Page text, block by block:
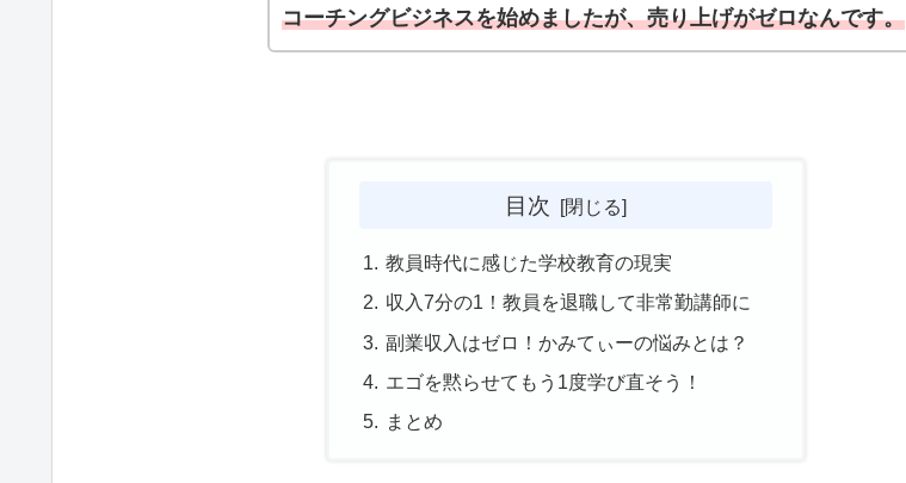
コーチングビジネスを始めましたが、売り上げがゼロなんです。
目次
教員時代に感じた学校教育の現実
収入7分の1！教員を退職して非常勤講師に
副業収入はゼロ！かみてぃーの悩みとは？
エゴを黙らせてもう1度学び直そう！
まとめ